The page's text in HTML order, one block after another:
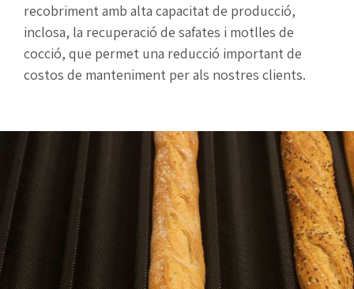
recobriment amb alta capacitat de producció,
inclosa, la recuperació de safates i motlles de
cocció, que permet una reducció important de
costos de manteniment per als nostres clients.